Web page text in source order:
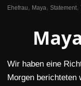
Ehefrau, Maya, Statement,
Wir haben eine
Morgen berichteten